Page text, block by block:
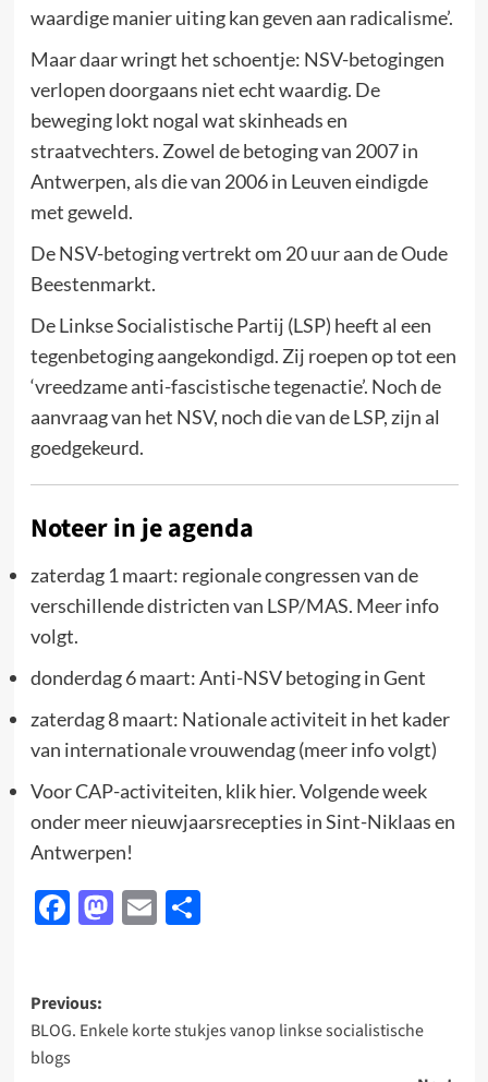
waardige manier uiting kan geven aan radicalisme’.
Maar daar wringt het schoentje: NSV-betogingen
verlopen doorgaans niet echt waardig. De
beweging lokt nogal wat skinheads en
straatvechters. Zowel de betoging van 2007 in
Antwerpen, als die van 2006 in Leuven eindigde
met geweld.
De NSV-betoging vertrekt om 20 uur aan de Oude
Beestenmarkt.
De Linkse Socialistische Partij (LSP) heeft al een
tegenbetoging aangekondigd. Zij roepen op tot een
‘vreedzame anti-fascistische tegenactie’. Noch de
aanvraag van het NSV, noch die van de LSP, zijn al
goedgekeurd.
Noteer in je agenda
zaterdag 1 maart: regionale congressen van de
verschillende districten van LSP/MAS. Meer info
volgt.
donderdag 6 maart: Anti-NSV betoging in Gent
zaterdag 8 maart: Nationale activiteit in het kader
van internationale vrouwendag (meer info volgt)
Voor CAP-activiteiten, klik hier. Volgende week
onder meer nieuwjaarsrecepties in Sint-Niklaas en
Antwerpen!
Facebook
Mastodon
EmailDelen
Post
navigation
Previous:
BLOG. Enkele korte stukjes vanop linkse socialistische
blogs